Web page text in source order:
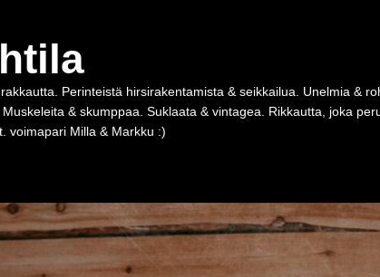
Perinteistä hirsirakentamista & seikkailua. Unelmia &
& skumppaa. Suklaata & vintagea. Rikkautta, joka
voimapari Milla & Markku :)